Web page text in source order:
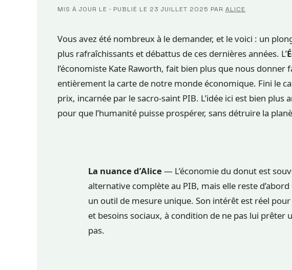
MIS À JOUR LE · PUBLIÉ LE 23 JUILLET 2025 PAR ALICE
Vous avez été nombreux à le demander, et le voici : un
plus rafraîchissants et débattus de ces dernières années. L’
l’économiste Kate Raworth, fait bien plus que nous donner
entièrement la carte de notre monde économique. Fini le
prix, incarnée par le sacro-saint PIB. L’idée ici est bien
pour que l’humanité puisse prospérer, sans détruire la
La nuance d’Alice— L’économie du donut est
alternative complète au PIB, mais elle reste
un outil de mesure unique. Son intérêt est réel
et besoins sociaux, à condition de ne pas lui prêter
pas.